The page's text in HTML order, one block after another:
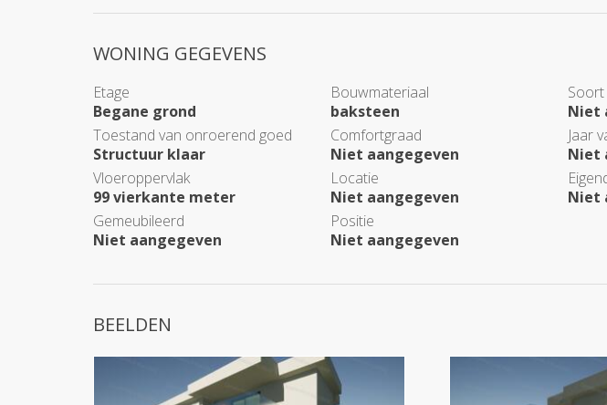
WONING GEGEVENS
Etage
Begane grond
Bouwmateriaal
baksteen
Niet
Toestand van onroerend goed
Structuur klaar
Comfortgraad
Niet aangegeven
Jaar
Niet
Vloeroppervlak
99 vierkante meter
Locatie
Niet aangegeven
Niet
Gemeubileerd
Niet aangegeven
Positie
Niet aangegeven
BEELDEN